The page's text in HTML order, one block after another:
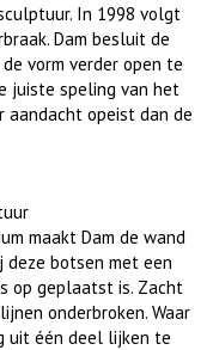
In 1998 volgt
Dam besluit de
vorm verder open te
juiste speling van het
aandacht opeist dan de
maakt Dam de wand
deze botsen met een
op geplaatst is. Zacht
onderbroken. Waar
uit één deel lijken te